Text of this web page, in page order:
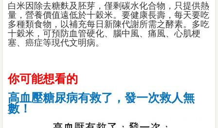
白米因除去糖麩及胚芽，僅剩碳水化合物，只提供熱
量，營養價值遠低於十穀米。要健康長壽，每天要吃
多種類食物，以補充每日新陳代謝所需之酵素。多吃
十穀米，可預防血管硬化、腦中風、痛風、心肌梗
塞、癌症等現代文明病。
你可能想看的
高血壓糖尿病有救了，發一次救人無
數！